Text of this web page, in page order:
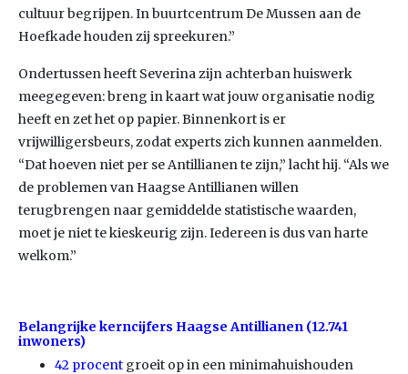
cultuur begrijpen. In buurtcentrum De Mussen aan de
Hoefkade houden zij spreekuren.”
Ondertussen heeft Severina zijn achterban huiswerk
meegegeven: breng in kaart wat jouw organisatie nodig
heeft en zet het op papier. Binnenkort is er
vrijwilligersbeurs, zodat experts zich kunnen aanmelden.
“Dat hoeven niet per se Antillianen te zijn,” lacht hij. “Als we
de problemen van Haagse Antillianen willen
terugbrengen naar gemiddelde statistische waarden,
moet je niet te kieskeurig zijn. Iedereen is dus van harte
welkom.”
Belangrijke kerncijfers Haagse Antillianen (12.741
inwoners)
42 procent groeit op in een minimahuishouden